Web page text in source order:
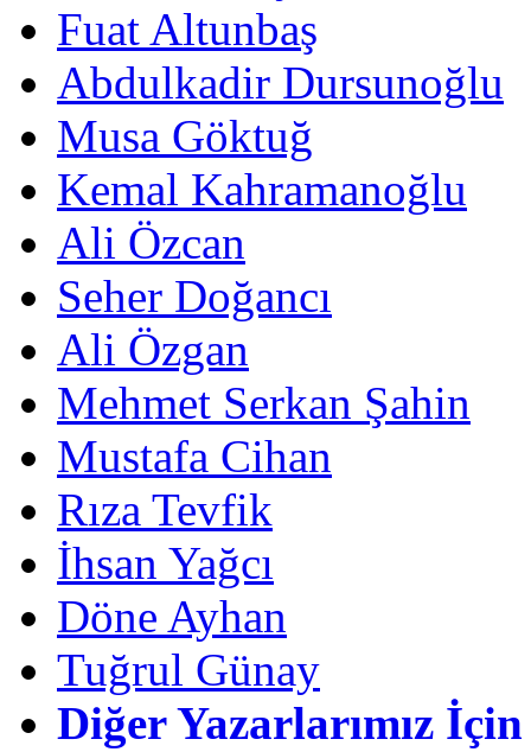
Fuat Altunbaş
Abdulkadir Dursunoğlu
Musa Göktuğ
Kemal Kahramanoğlu
Ali Özcan
Seher Doğancı
Ali Özgan
Mehmet Serkan Şahin
Mustafa Cihan
Rıza Tevfik
İhsan Yağcı
Döne Ayhan
Tuğrul Günay
Diğer Yazarlarımız İçin